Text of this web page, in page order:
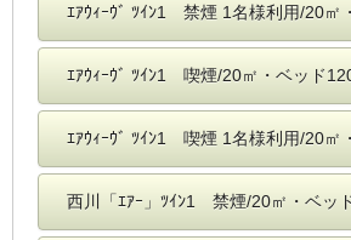
ｴｱｳｨｰｳﾞ ﾂｲﾝ1 禁煙 1名様利用/20㎡
ｴｱｳｨｰｳﾞ ﾂｲﾝ1 喫煙/20㎡・ベッド
ｴｱｳｨｰｳﾞ ﾂｲﾝ1 喫煙 1名様利用/20㎡
西川「ｴｱｰ」ﾂｲﾝ1 禁煙/20㎡・ベッ